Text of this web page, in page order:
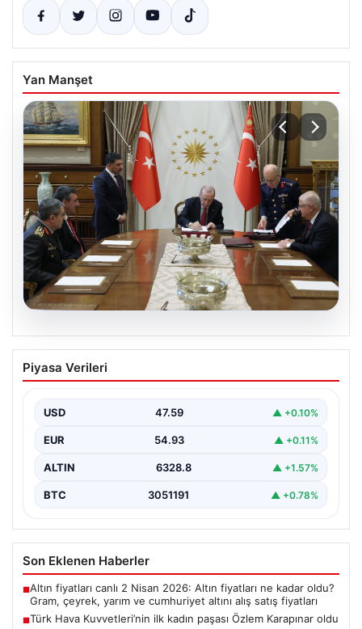
Yan Manşet
04.08.2026
Türk Hava Kuvvetleri’nin ilk kadın
paşası Özlem Karapınar oldu
Özlem Karapınar İlk Kadın Paşa Oldu”,…
Piyasa Verileri
USD 47.59 ▲ +0.10%
EUR 54.93 ▲ +0.11%
ALTIN 6328.8 ▲ +1.57%
BTC 3051191 ▲ +0.78%
Son Eklenen Haberler
■Altın fiyatları canlı 2 Nisan 2026: Altın fiyatları ne kadar oldu?
Gram, çeyrek, yarım ve cumhuriyet altını alış satış fiyatları
■Türk Hava Kuvvetleri’nin ilk kadın paşası Özlem Karapınar oldu